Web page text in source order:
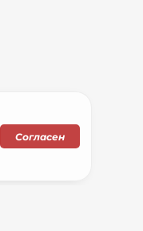
Согласен